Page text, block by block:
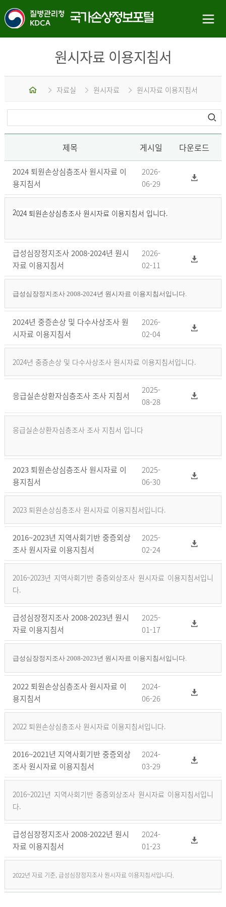
원시자료 이용지침서
홈 자료실 원시자료 원시자료 이용지침서
제목 게시일 다운로드
2024 퇴원손상심층조사 원시자료 이
용지침서
2026-
06-29
2024 퇴원손상심층조사 원시자료 이용지침서 입니다.
급성심장정지조사 2008-2024년 원시
자료 이용지침서
2026-
02-11
급성심장정지조사 2008-2024년 원시자료 이용지침서입니다.
2024년 중증손상 및 다수사상조사 원
시자료 이용지침서
2026-
02-04
2024년 중증손상 및 다수사상조사 원시자료 이용지침서입니다.
응급실손상환자심층조사 조사 지침서
2025-
08-28
응급실손상환자심층조사 조사 지침서 입니다
2023 퇴원손상심층조사 원시자료 이
용지침서
2025-
06-30
2023 퇴원손상심층조사 원시자료 이용지침서입니다.
2016~2023년 지역사회기반 중증외상
조사 원시자료 이용지침서
2025-
02-24
2016~2023년 지역사회기반 중증외상조사 원시자료 이용지침서입니
다.
급성심장정지조사 2008-2023년 원시
자료 이용지침서
2025-
01-17
급성심장정지조사 2008-2023년 원시자료 이용지침서입니다.
2022 퇴원손상심층조사 원시자료 이
용지침서
2024-
06-26
2022 퇴원손상심층조사 원시자료 이용지침서입니다.
2016~2021년 지역사회기반 중증외상
조사 원시자료 이용지침서
2024-
03-29
2016~2021년 지역사회기반 중증외상조사 원시자료 이용지침서입니
다.
급성심장정지조사 2008-2022년 원시
자료 이용지침서
2024-
01-23
2022년 자료 기준, 급성심장정지조사 원시자료 이용지침서입니다.